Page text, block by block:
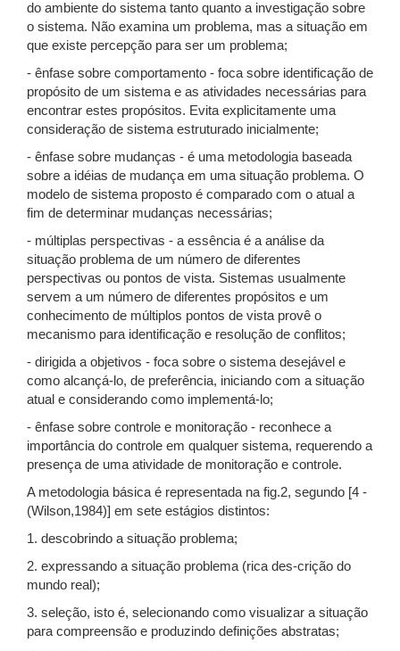
do ambiente do sistema tanto quanto a investigação sobre
o sistema. Não examina um problema, mas a situação em
que existe percepção para ser um problema;
- ênfase sobre comportamento - foca sobre identificação de
propósito de um sistema e as atividades necessárias para
encontrar estes propósitos. Evita explicitamente uma
consideração de sistema estruturado inicialmente;
- ênfase sobre mudanças - é uma metodologia baseada
sobre a idéias de mudança em uma situação problema. O
modelo de sistema proposto é comparado com o atual a
fim de determinar mudanças necessárias;
- múltiplas perspectivas - a essência é a análise da
situação problema de um número de diferentes
perspectivas ou pontos de vista. Sistemas usualmente
servem a um número de diferentes propósitos e um
conhecimento de múltiplos pontos de vista provê o
mecanismo para identificação e resolução de conflitos;
- dirigida a objetivos - foca sobre o sistema desejável e
como alcançá-lo, de preferência, iniciando com a situação
atual e considerando como implementá-lo;
- ênfase sobre controle e monitoração - reconhece a
importância do controle em qualquer sistema, requerendo a
presença de uma atividade de monitoração e controle.
A metodologia básica é representada na fig.2, segundo [4 -
(Wilson,1984)] em sete estágios distintos:
1. descobrindo a situação problema;
2. expressando a situação problema (rica des-crição do
mundo real);
3. seleção, isto é, selecionando como visualizar a situação
para compreensão e produzindo definições abstratas;